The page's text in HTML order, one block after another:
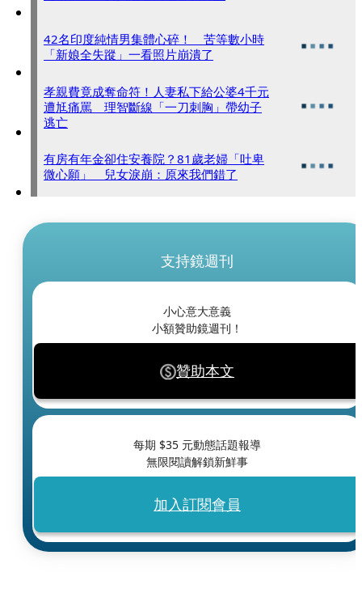
42名印度純情男集體心碎！ 苦等數小時
「新娘全失蹤」一看照片崩潰了
孝親費竟成奪命符！人妻私下給公婆4千元
遭尪痛罵 理智斷線「一刀刺胸」帶幼子
逃亡
有房有年金卻住安養院？81歲老婦「吐卑
微心願」 兒女淚崩：原來我們錯了
支持鏡週刊
小心意大意義
小額贊助鏡週刊！
贊助本文
每期 $35 元動態話題報導
無限閱讀解鎖新鮮事
加入訂閱會員